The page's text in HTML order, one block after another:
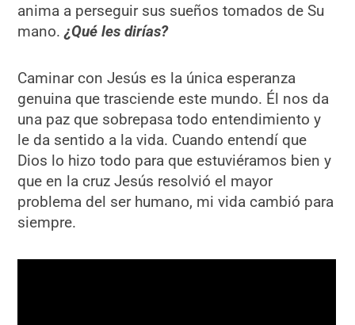
anima a perseguir sus sueños tomados de Su
mano. ¿Qué les dirías?
Caminar con Jesús es la única esperanza
genuina que trasciende este mundo. Él nos da
una paz que sobrepasa todo entendimiento y
le da sentido a la vida. Cuando entendí que
Dios lo hizo todo para que estuviéramos bien y
que en la cruz Jesús resolvió el mayor
problema del ser humano, mi vida cambió para
siempre.